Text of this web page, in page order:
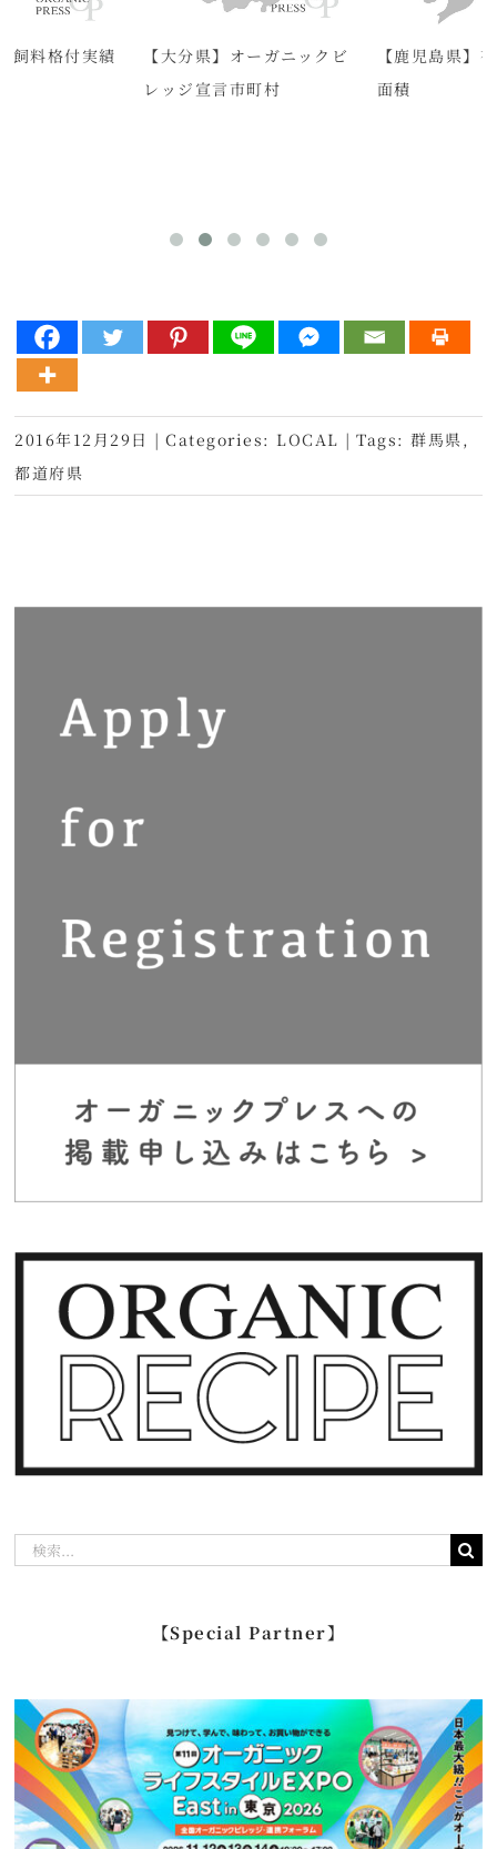
飼料格付実績
【大分県】オーガニックビ
レッジ宣言市町村
【鹿児島県】
面積
2016年12月29日 | Categories: LOCAL | Tags:群馬県 ,
都道府県
【Special Partner】